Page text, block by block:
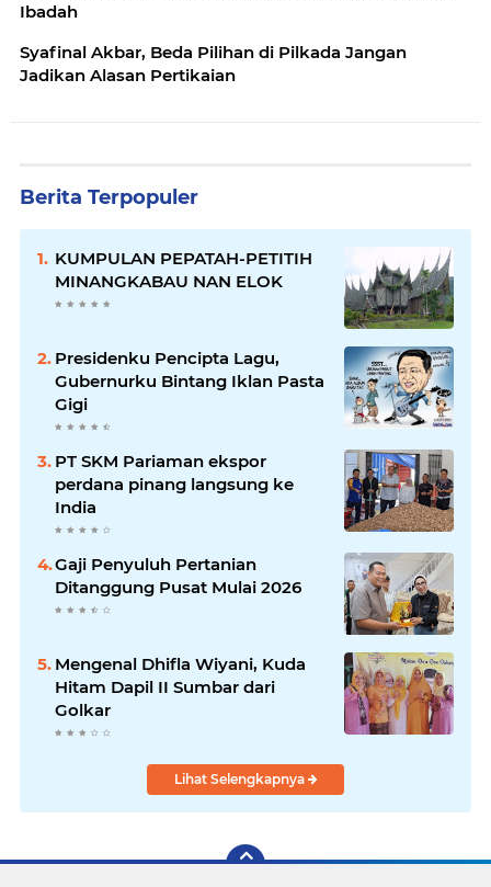
Ibadah
Syafinal Akbar, Beda Pilihan di Pilkada Jangan
Jadikan Alasan Pertikaian
Berita Terpopuler
KUMPULAN PEPATAH-PETITIH
MINANGKABAU NAN ELOK
Presidenku Pencipta Lagu,
Gubernurku Bintang Iklan Pasta
Gigi
PT SKM Pariaman ekspor
perdana pinang langsung ke
India
Gaji Penyuluh Pertanian
Ditanggung Pusat Mulai 2026
Mengenal Dhifla Wiyani, Kuda
Hitam Dapil II Sumbar dari
Golkar
Lihat Selengkapnya